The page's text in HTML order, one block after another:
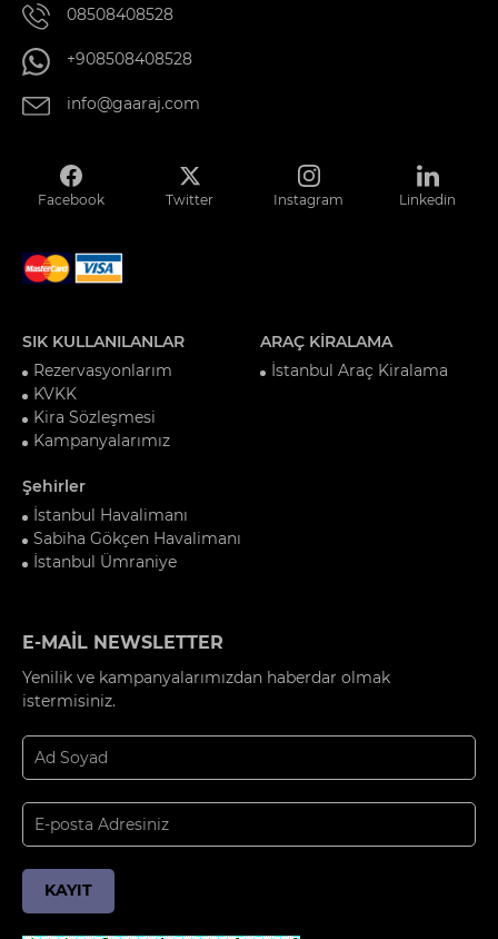
08508408528
+908508408528
info@gaaraj.com
Facebook Twitter Instagram Linkedin
SIK KULLANILANLAR
Rezervasyonlarım
KVKK
Kira Sözleşmesi
Kampanyalarımız
ARAÇ KİRALAMA
İstanbul Araç Kiralama
Şehirler
İstanbul Havalimanı
Sabiha Gökçen Havalimanı
İstanbul Ümraniye
E-MAİL NEWSLETTER
Yenilik ve kampanyalarımızdan haberdar olmak
istermisiniz.
KAYIT